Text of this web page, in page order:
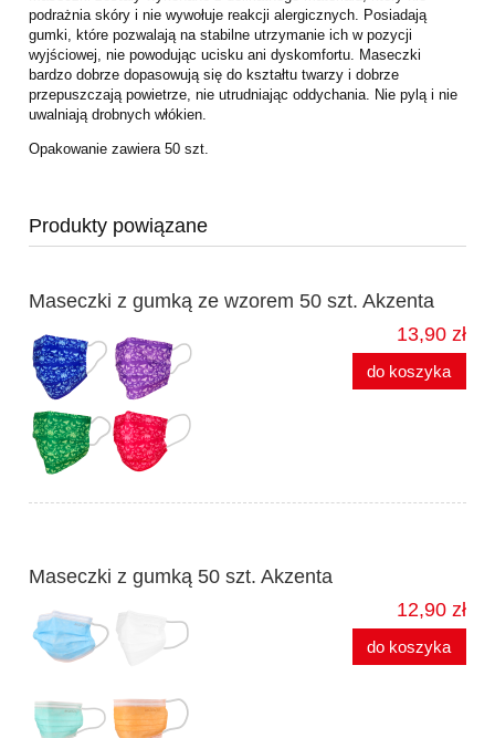
podrażnia skóry i nie wywołuje reakcji alergicznych. Posiadają
gumki, które pozwalają na stabilne utrzymanie ich w pozycji
wyjściowej, nie powodując ucisku ani dyskomfortu. Maseczki
bardzo dobrze dopasowują się do kształtu twarzy i dobrze
przepuszczają powietrze, nie utrudniając oddychania. Nie pylą i nie
uwalniają drobnych włókien.
Opakowanie zawiera 50 szt.
Produkty powiązane
Maseczki z gumką ze wzorem 50 szt. Akzenta
13,90 zł
do koszyka
Maseczki z gumką 50 szt. Akzenta
12,90 zł
do koszyka